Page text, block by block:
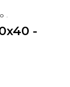
.
-